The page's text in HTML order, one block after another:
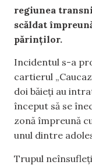
regiunea
scăldat
părinților.
Incidentul s-a
cartierul
doi băieți au
început să se
zonă împreună
unul dintre
Trupul